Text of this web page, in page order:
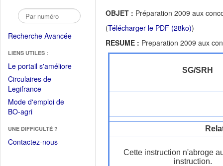
Recherche Avancée
LIENS UTILES :
Le portail s'améliore(Fichier
Circulaires de
Legifrance(Ouvrir
dans
une
fenêtre)
Mode d'emploi de
BO-agri(Ouvrir
une
nouvelle
UNE DIFFICULTÉ ?
Contactez-nous
OBJET : Préparation 2009 aux
(Télécharger le PDF (28ko))
RESUME : Preparation 2009 aux
SG/SRH
Cette instruction n'abroge
instruction.